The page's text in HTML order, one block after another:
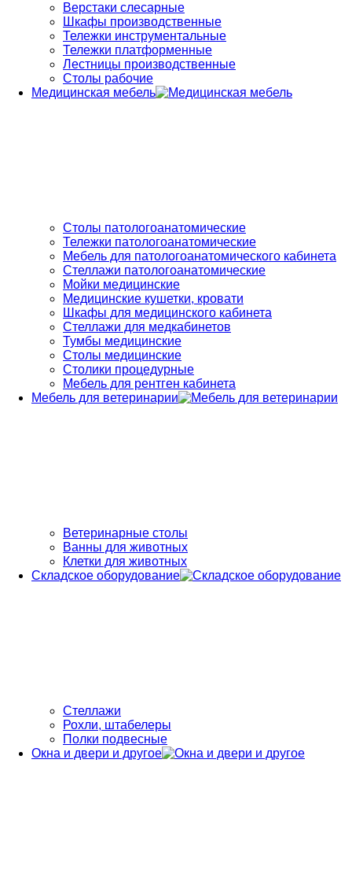
Верстаки слесарные
Шкафы производственные
Тележки инструментальные
Тележки платформенные
Лестницы производственные
Столы рабочие
Медицинская мебель
Столы патологоанатомические
Тележки патологоанатомические
Мебель для патологоанатомического кабинета
Стеллажи патологоанатомические
Мойки медицинские
Медицинские кушетки, кровати
Шкафы для медицинского кабинета
Стеллажи для медкабинетов
Тумбы медицинские
Столы медицинские
Столики процедурные
Мебель для рентген кабинета
Мебель для ветеринарии
Ветеринарные столы
Ванны для животных
Клетки для животных
Складское оборудование
Стеллажи
Рохли, штабелеры
Полки подвесные
Окна и двери и другое